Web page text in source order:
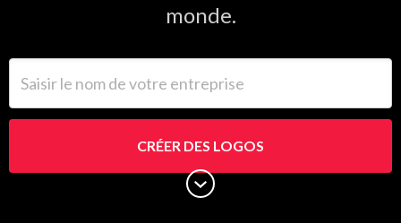
monde.
CRÉER DES LOGOS